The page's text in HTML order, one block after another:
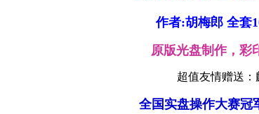
作者:胡梅郎 全套
原版光盘制作，彩
超值友情赠送
全国实盘操作大赛冠